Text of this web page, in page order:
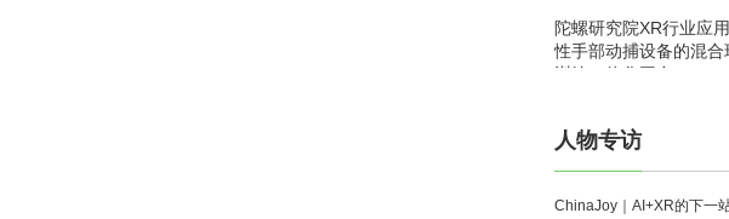
陀螺研究院XR行业应
性手部动捕设备的混
训练一体化平台
人物专访